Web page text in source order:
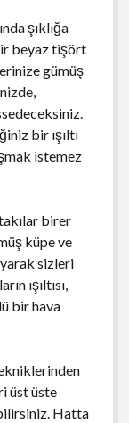
şıklığa
beyaz tişört
gümüş
bir ışıltı
istemez
birer
küpe ve
sizleri
ışıltısı,
bir hava
üst üste
Hatta